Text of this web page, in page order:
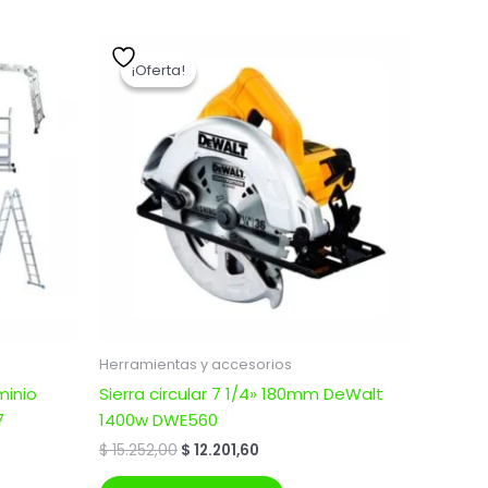
¡Oferta!
¡Oferta!
Herramientas y accesorios
Sierra circular 7 1/4» 180mm DeWalt
1400w DWE560
$15.252,00
original
era:
$ 15.252,00.
$ 12.201,60
actual
es:
$ 12.201,60.